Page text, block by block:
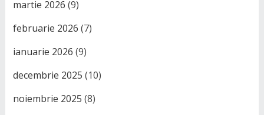
martie 2026 (9)
februarie 2026 (7)
ianuarie 2026 (9)
decembrie 2025 (10)
noiembrie 2025 (8)